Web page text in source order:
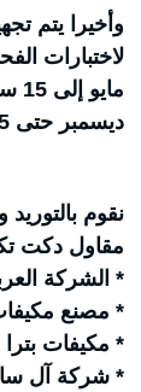
وأخيرا يتم
ديسمبر حتى 15 فبراير.
نقوم
مقاول دكت
* الشركة
* مصنع
* مكيفات بترا
* شركة آل